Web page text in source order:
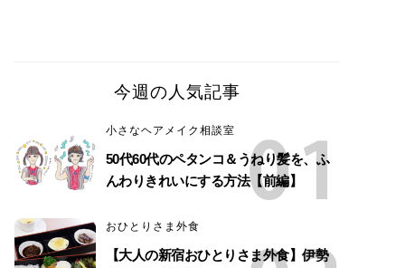
今週の人気記事
小さなヘアメイク相談室
50代60代のペタンコ＆うねり髪を、ふ
んわりきれいにする方法【前編】
おひとりさま外食
【大人の新宿おひとりさま外食】伊勢